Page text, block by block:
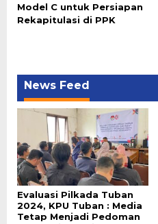
Model C untuk Persiapan
Rekapitulasi di PPK
News Feed
Evaluasi Pilkada Tuban
2024, KPU Tuban : Media
Tetap Menjadi Pedoman